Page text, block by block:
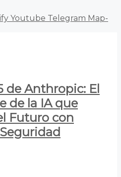
Youtube Telegram Map-
de Anthropic: El
de la IA que
Futuro con